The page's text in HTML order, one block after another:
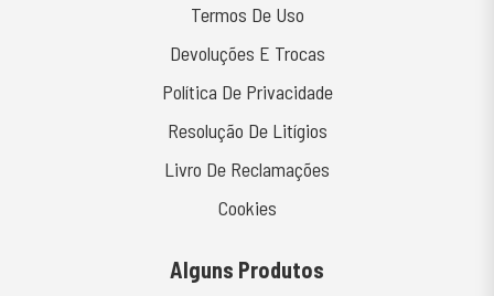
Termos De Uso
Devoluções E Trocas
Política De Privacidade
Resolução De Litígios
Livro De Reclamações
Cookies
Alguns Produtos